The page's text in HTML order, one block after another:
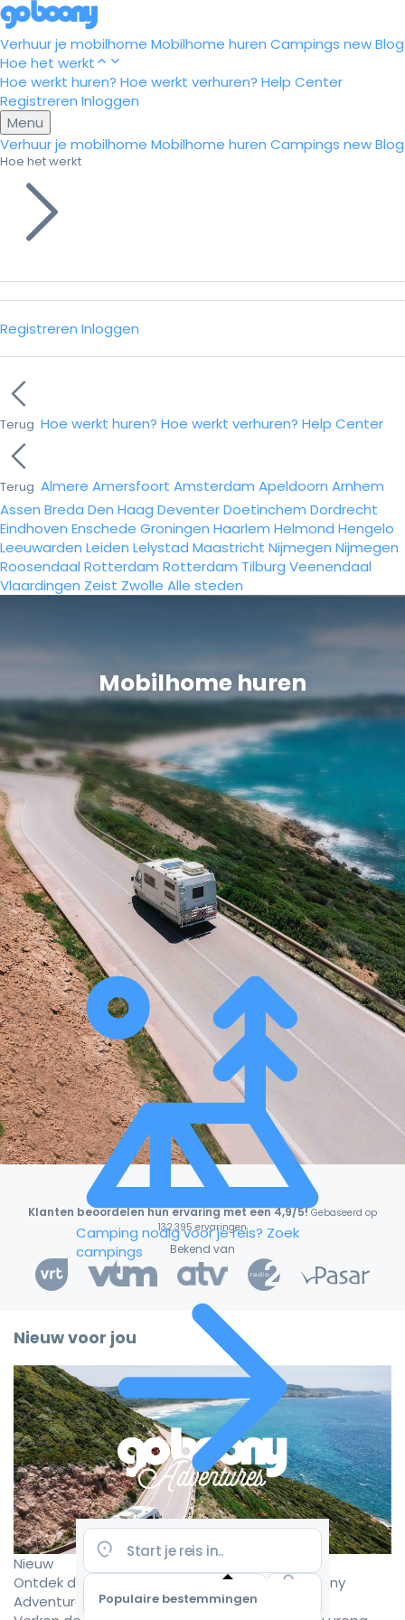
Verhuur je mobilhome Mobilhome huren Campings newBlog
Hoe het werkt
Hoe werkt huren? Hoe werkt verhuren? Help Center
Registreren Inloggen
Menu
Verhuur je mobilhome Mobilhome huren Campings newBlog
Hoe het werkt
Registreren Inloggen
Terug Hoe werkt huren? Hoe werkt verhuren? Help Center
Terug Almere Amersfoort Amsterdam Apeldoorn Arnhem
Assen Breda Den Haag DeventerDoetinchem Dordrecht
Eindhoven Enschede Groningen Haarlem Helmond Hengelo
Leeuwarden Leiden Lelystad Maastricht Nijmegen Nijmegen
Roosendaal Rotterdam Rotterdam Tilburg Veenendaal
Vlaardingen Zeist Zwolle Alle steden
Camping nodig voor je reis? Zoek
campings
Populaire bestemmingen
Mobilhome huren
Klanten beoordelen hun ervaring met een 4,9/5! Gebaseerd op
132.395 ervaringen
Bekend van
Nieuw voor jou
Nieuw
Ontdek de mooiste camperroutes met Goboony
Adventures